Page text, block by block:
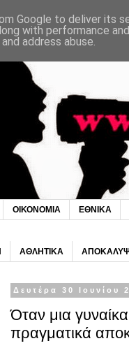
ΟΙΚΟΝΟΜΙΑ ΕΘΝΙΚΑ
ΑΘΛΗΤΙΚΑ
Δευτέρα 30 Ιουνίου
Όταν μια
πραγματικά
Google to deliver its
with performance
address abuse.